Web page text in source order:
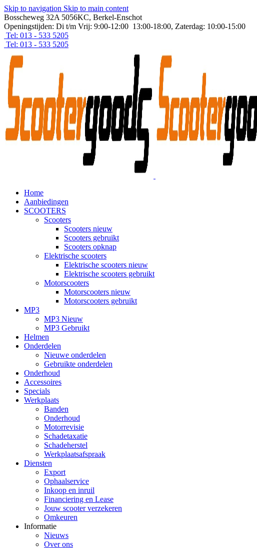
Skip to navigation Skip to main content
Bosscheweg 32A 5056KC, Berkel-Enschot
Openingstijden: Di t/m Vrij: 9:00-12:00 13:00-18:00, Zaterdag: 10:00-15:00
Tel: 013 - 533 5205
Tel: 013 - 533 5205
Home
Aanbiedingen
SCOOTERS
Scooters
Scooters nieuw
Scooters gebruikt
Scooters opknap
Elektrische scooters
Elektrische scooters nieuw
Elektrische scooters gebruikt
Motorscooters
Motorscooters nieuw
Motorscooters gebruikt
MP3
MP3 Nieuw
MP3 Gebruikt
Helmen
Onderdelen
Nieuwe onderdelen
Gebruikte onderdelen
Onderhoud
Accessoires
Specials
Werkplaats
Banden
Onderhoud
Motorrevisie
Schadetaxatie
Schadeherstel
Werkplaatsafspraak
Diensten
Export
Ophaalservice
Inkoop en inruil
Financiering en Lease
Jouw scooter verzekeren
Omkeuren
Informatie
Nieuws
Over ons